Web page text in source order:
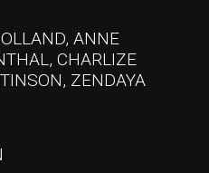
ANNE
CHARLIZE
ZENDAYA